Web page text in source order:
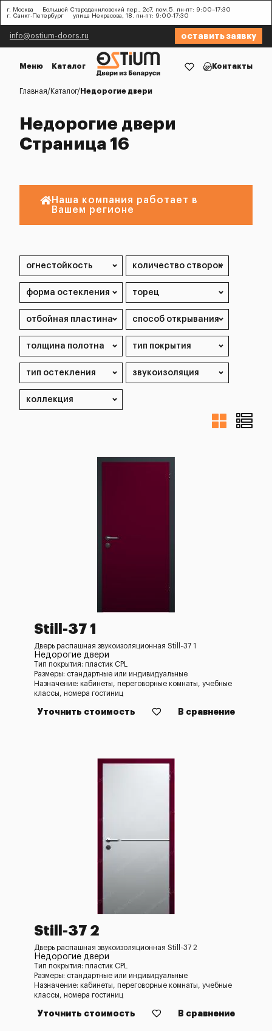
г. Москва
Большой Староданиловский пер., 2с7, пом.5. пн-пт: 9:00–17:30
г. Санкт-Петербург
улица Некрасова, 18. пн-пт: 9:00-17:30
info@ostium-doors.ru оставить заявку
Меню Каталог Контакты
Главная Каталог Недорогие двери
Недорогие двери
Страница 16
Наша компания работает в
Вашем регионе
Still-37 1
Дверь распашная звукоизоляционная Still-37 1
Недорогие двери
Тип покрытия: пластик CPL
Размеры: стандартные или индивидуальные
Назначение: кабинеты, переговорные комнаты, учебные
классы, номера гостиниц
Уточнить стоимость В сравнение
Still-37 2
Дверь распашная звукоизоляционная Still-37 2
Недорогие двери
Тип покрытия: пластик CPL
Размеры: стандартные или индивидуальные
Назначение: кабинеты, переговорные комнаты, учебные
классы, номера гостиниц
Уточнить стоимость В сравнение